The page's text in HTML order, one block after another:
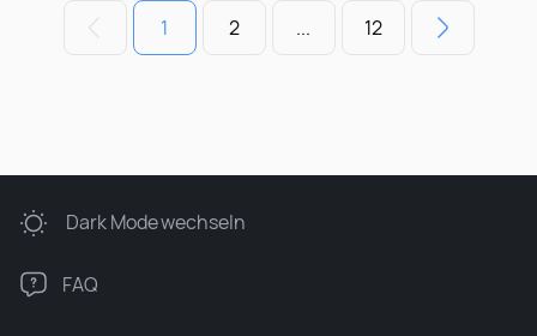
1 2 ... 12
Dark Modewechseln
FAQ